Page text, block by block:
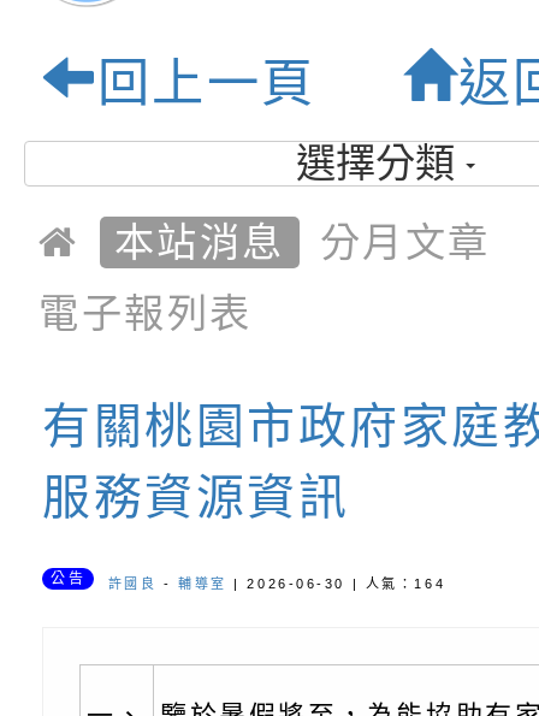
專注力研習營 「正
緒學習與生命教育(
梯次)」
檢送桃園市政府LED
字稿及LCD託播影片
函轉「2026台東博
海報電子檔及活動介
檢送桃園市政府家庭
「小桃家7月課程資
「HELLO新鮮人」
養練習題」、「青少
書會」、「親密關係
坊」、「祖孫樂淘桃
徵件活動」海報
有關本局115年「暑
年─青春專案」LED
字稿
為配合政府政策宣導
者權益暨落實保護青
環境
檢送桃園市政府LED
字稿及LCD託播影片
有關桃園市政府家庭
服務資源資訊
檢送桃園市政府LED
字稿及LCD託播影（
函轉有關身心障礙者
約專要文件及附件英
月份公共服務政策溝
轉知教育部國民及學
育中心服務資
桃園市內柵國
優質教育園地
回上一頁 返
選擇分類
本站消息
分月文章
電子報列表
有關桃園市政府家庭
服務資源資訊
公告 許國良 -輔導室 | 2026-06-30 | 人氣：164